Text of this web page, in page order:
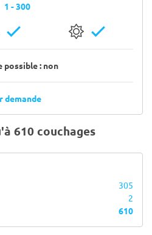
1 - 300
possible : non
demande
610 couchages
305
2
610